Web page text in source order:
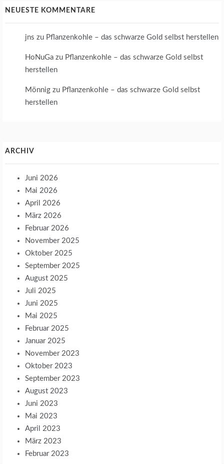
NEUESTE KOMMENTARE
jns zu Pflanzenkohle – das schwarze Gold selbst herstellen
HoNuGa zu Pflanzenkohle – das schwarze Gold selbst
herstellen
Mönnig zu Pflanzenkohle – das schwarze Gold selbst
herstellen
ARCHIV
Juni 2026
Mai 2026
April 2026
März 2026
Februar 2026
November 2025
Oktober 2025
September 2025
August 2025
Juli 2025
Juni 2025
Mai 2025
Februar 2025
Januar 2025
November 2023
Oktober 2023
September 2023
August 2023
Juni 2023
Mai 2023
April 2023
März 2023
Februar 2023